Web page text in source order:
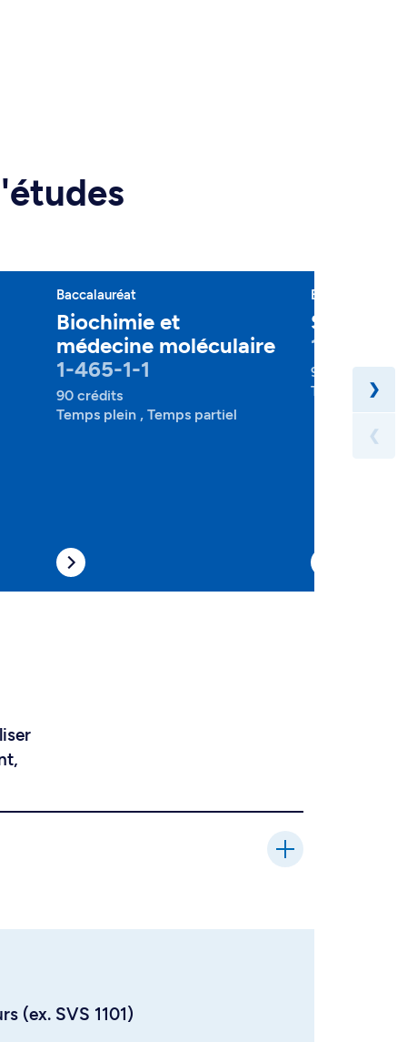
Baccalauréat
Biochimie et
médecine moléculaire
1-465-1-1
90 crédits
Temps plein , Temps partiel
Baccalauréat
1-484-1-
90 crédits
Temps plein ,
❯
❮
(ex. SVS 1101)